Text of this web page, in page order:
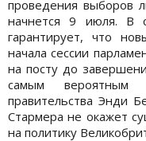
проведения выборов
начнется 9 июля. В
гарантирует, что
начала сессии
на посту до
самым вероятным
правительства Энди
Стармера не окажет
на политику